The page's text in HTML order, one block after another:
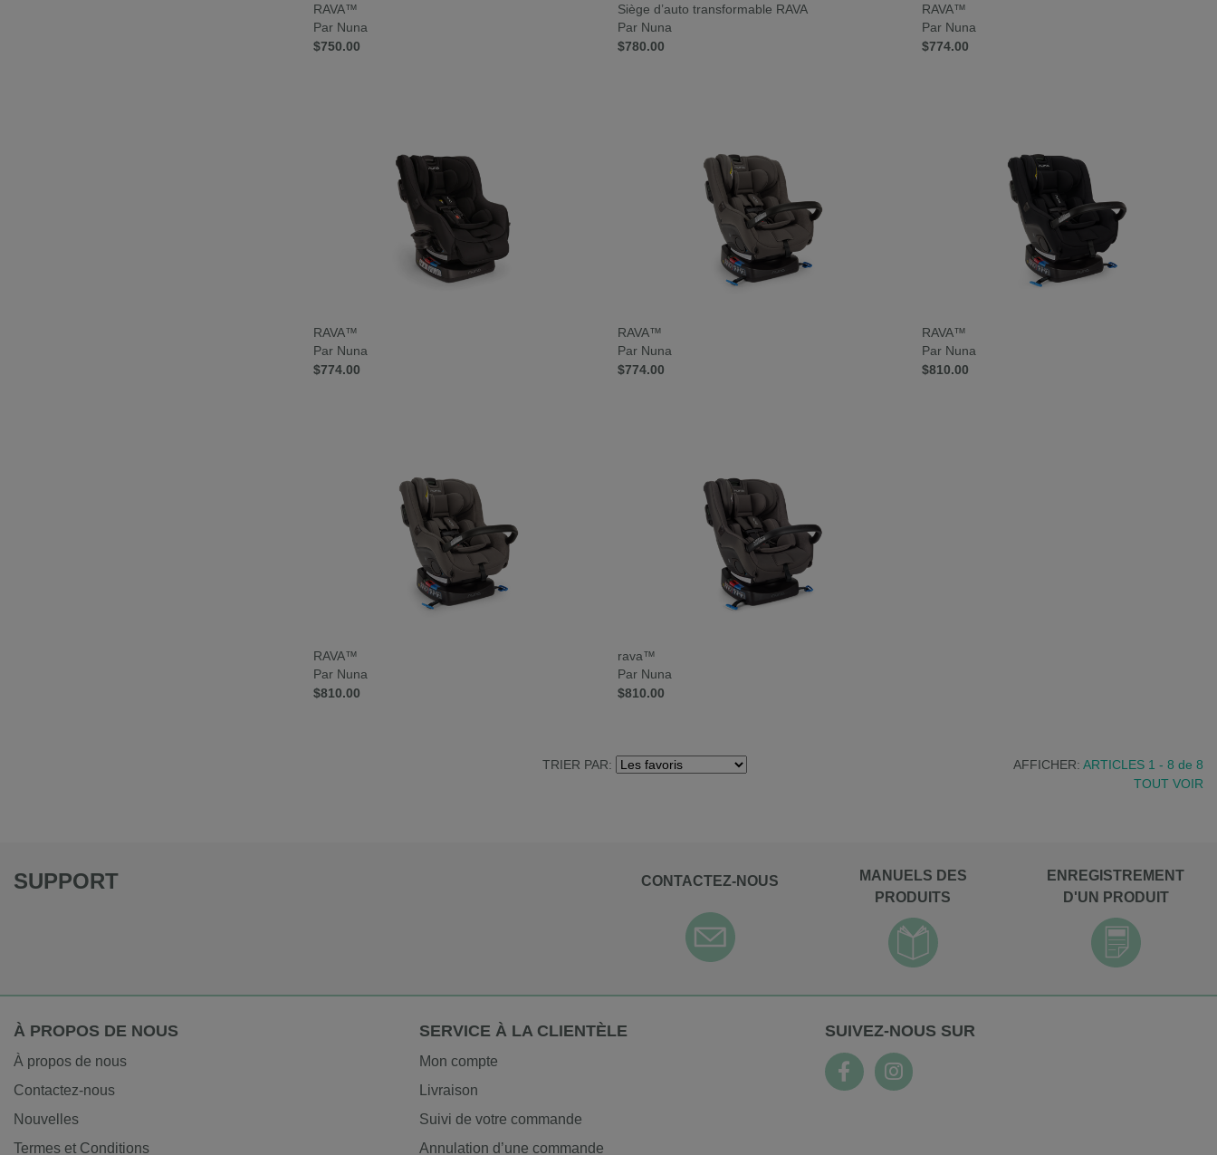
RAVA™
Par Nuna
$750.00
Siège d’auto transformable RAVA
Par Nuna
$780.00
RAVA™
Par Nuna
$774.00
RAVA™
Par Nuna
$774.00
RAVA™
Par Nuna
$774.00
RAVA™
Par Nuna
$810.00
RAVA™
Par Nuna
$810.00
rava™
Par Nuna
$810.00
TRIER PAR: AFFICHER: ARTICLES 1 - 8 de 8
TOUT VOIR
SUPPORT CONTACTEZ-NOUS
MANUELS DES
PRODUITS
ENREGISTREMENT
D'UN PRODUIT
À PROPOS DE NOUS
À propos de nous
Contactez-nous
Nouvelles
Termes et Conditions
SERVICE À LA CLIENTÈLE
Mon compte
Livraison
Suivi de votre commande
Annulation d’une commande
SUIVEZ-NOUS SUR